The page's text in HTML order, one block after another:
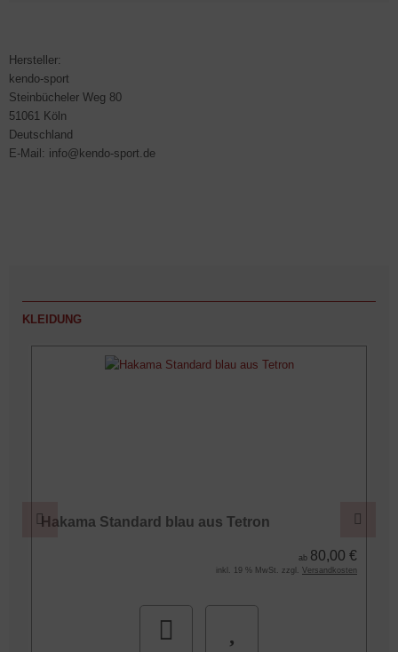
Hersteller:
kendo-sport
Steinbücheler Weg 80
51061 Köln
Deutschland
E-Mail: info@kendo-sport.de
KLEIDUNG
Hakama Standard blau aus Tetron
ab 80,00 €
inkl. 19 % MwSt. zzgl. Versandkosten